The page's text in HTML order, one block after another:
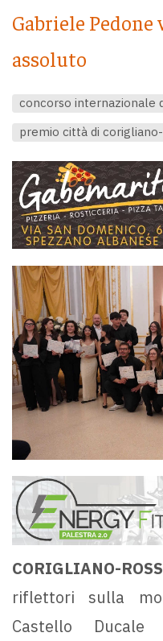
Gabriele
assoluto
concorso internazionale
premio città di
CORIGLIANO-
riflettori sulla
Castello Ducale